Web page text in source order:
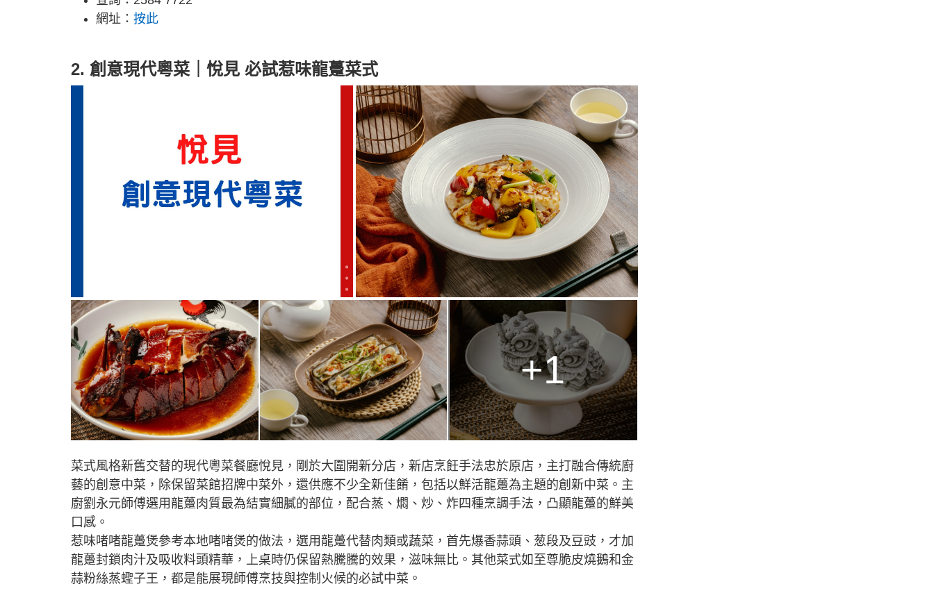
網址： 按此
2. 創意現代粵菜｜悅見 必試惹味龍躉菜式
+1
菜式風格新舊交替的現代粵菜餐廳悅見，剛於大圍開新分店，新店烹飪手法忠於原店，主打融合傳統廚
藝的創意中菜，除保留菜館招牌中菜外，還供應不少全新佳餚，包括以鮮活龍躉為主題的創新中菜。主
廚劉永元師傅選用龍躉肉質最為結實細膩的部位，配合蒸、燜、炒、炸四種烹調手法，凸顯龍躉的鮮美
口感。
惹味啫啫龍躉煲參考本地啫啫煲的做法，選用龍躉代替肉類或蔬菜，首先爆香蒜頭、葱段及豆豉，才加
龍躉封鎖肉汁及吸收料頭精華，上桌時仍保留熱騰騰的效果，滋味無比。其他菜式如至尊脆皮燒鵝和金
蒜粉絲蒸蟶子王，都是能展現師傅烹技與控制火候的必試中菜。